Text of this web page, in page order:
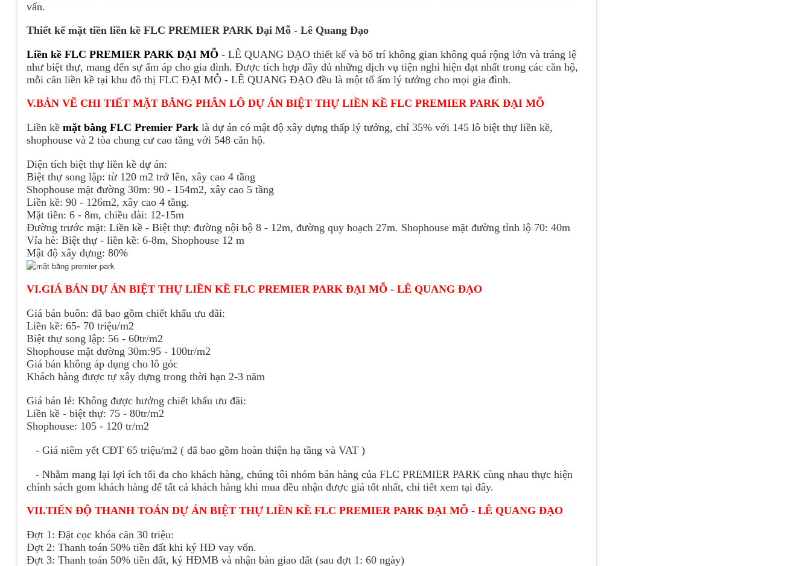
vấn.
Thiết kế mặt tiền liền kề FLC PREMIER PARK Đại Mỗ - Lê Quang Đạo
Liền kề FLC PREMIER PARK ĐẠI MỖ - LÊ QUANG ĐẠO thiết kế và bố trí không gian không quá rộng lớn và tráng lệ
như biệt thự, mang đến sự ấm áp cho gia đình. Được tích hợp đầy đủ những dịch vụ tiện nghi hiện đạt nhất trong các căn hộ,
mỗi căn liền kề tại khu đô thị FLC ĐẠI MỖ - LÊ QUANG ĐẠO đều là một tổ ấm lý tưởng cho mọi gia đình.
V.BẢN VẼ CHI TIẾT MẶT BẰNG PHÂN LÔ DỰ ÁN BIỆT THỰ LIỀN KỀ FLC PREMIER PARK ĐẠI MỖ
Liền kềmặt bằng FLC Premier Park là dự án có mật độ xây dựng thấp lý tưởng, chỉ 35% với 145 lô biệt thự liền kề,
shophouse và 2 tòa chung cư cao tầng với 548 căn hộ.
Diện tích biệt thự liền kề dự án:
Biệt thự song lập: từ 120 m2 trở lên, xây cao 4 tầng
Shophouse mặt đường 30m: 90 - 154m2, xây cao 5 tầng
Liền kề: 90 - 126m2, xây cao 4 tầng.
Mặt tiền: 6 - 8m, chiều dài: 12-15m
Đường trước mặt: Liền kề - Biệt thự: đường nội bộ 8 - 12m, đường quy hoạch 27m. Shophouse mặt đường tỉnh lộ 70: 40m
Vỉa hè: Biệt thự - liền kề: 6-8m, Shophouse 12 m
Mật độ xây dựng: 80%
VI.GIÁ BÁN DỰ ÁN BIỆT THỰ LIỀN KỀ FLC PREMIER PARK ĐẠI MỖ - LÊ QUANG ĐẠO
Giá bán buôn: đã bao gồm chiết khấu ưu đãi:
Liền kề: 65- 70 triệu/m2
Biệt thự song lập: 56 - 60tr/m2
Shophouse mặt đường 30m:95 - 100tr/m2
Giá bán không áp dụng cho lô góc
Khách hàng được tự xây dựng trong thời hạn 2-3 năm
Giá bán lẻ: Không được hưởng chiết khấu ưu đãi:
Liền kề - biệt thự: 75 - 80tr/m2
Shophouse: 105 - 120 tr/m2
- Giá niêm yết CĐT 65 triệu/m2 ( đã bao gồm hoàn thiện hạ tầng và VAT )
- Nhằm mang lại lợi ích tối đa cho khách hàng, chúng tôi nhóm bán hàng của FLC PREMIER PARK cùng nhau thực hiện
chính sách gom khách hàng để tất cả khách hàng khi mua đều nhận được giá tốt nhất, chi tiết xem tại đây.
VII.TIẾN ĐỘ THANH TOÁN DỰ ÁN BIỆT THỰ LIỀN KỀ FLC PREMIER PARK ĐẠI MỖ - LÊ QUANG ĐẠO
Đợt 1: Đặt cọc khóa căn 30 triệu:
Đợt 2: Thanh toán 50% tiền đất khi ký HĐ vay vốn.
Đợt 3: Thanh toán 50% tiền đất, ký HĐMB và nhận bàn giao đất (sau đợt 1: 60 ngày)